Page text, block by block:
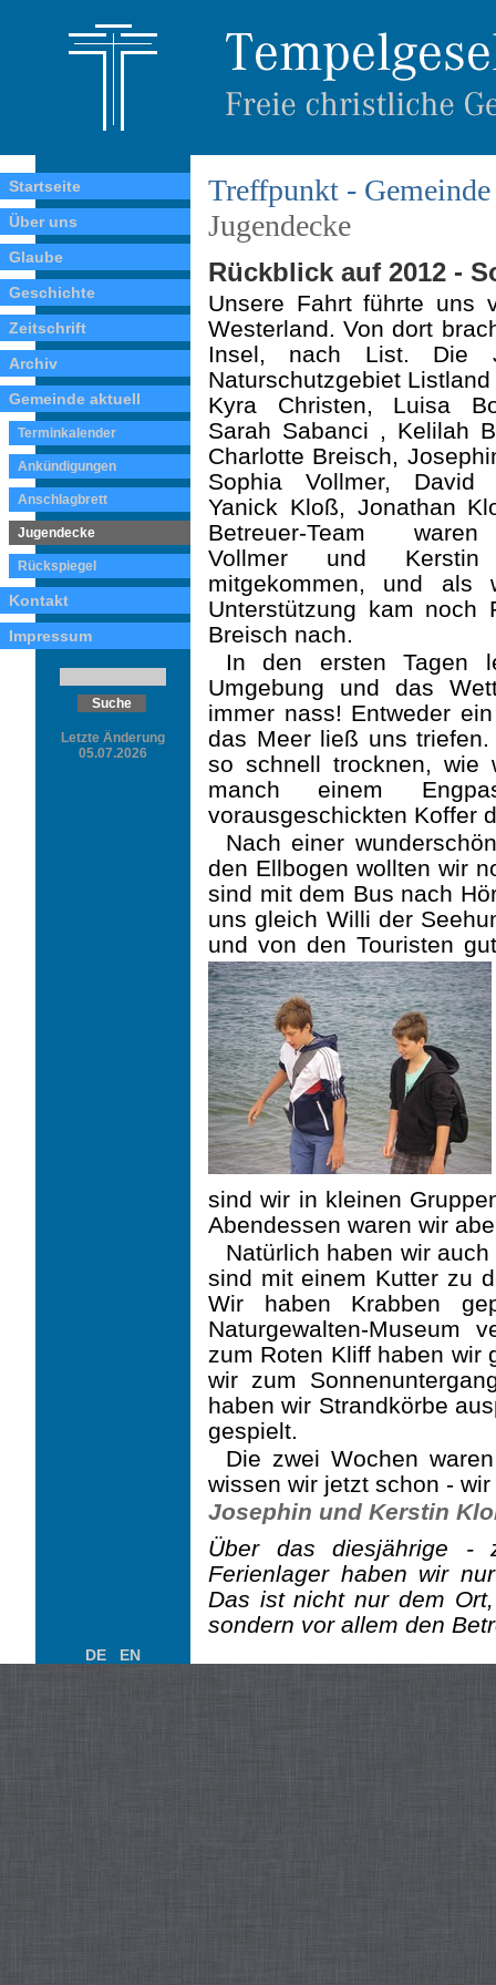
Startseite
Über uns
Glaube
Geschichte
Zeitschrift
Archiv
Gemeinde aktuell
Terminkalender
Ankündigungen
Anschlagbrett
Jugendecke
Rückspiegel
Kontakt
Impressum
Letzte Änderung
05.07.2026
Treffpunkt -
Jugendecke
Rückblick auf 2012 -
Unsere Fahrt führte uns
Westerland. Von dort
Insel, nach List. Die
Naturschutzgebiet
Kyra Christen, Luisa
Sarah Sabanci , Kelilah
Charlotte Breisch,
Sophia Vollmer, David
Yanick Kloß, Jonathan
Betreuer-Team
Vollmer und
mitgekommen, und als
Unterstützung kam noch
Breisch nach.
In den ersten Tagen
Umgebung und das
immer nass! Entweder
das Meer ließ uns
so schnell trocknen,
manch einem
vorausgeschickten Koffer
Nach einer
den Ellbogen wollten wir
sind mit dem Bus nach
uns gleich Willi der
und von den Touristen
sind wir in kleinen
Abendessen waren wir
Natürlich haben wir
sind mit einem Kutter zu
Wir haben Krabben
Naturgewalten-Museum
zum Roten Kliff haben wir
wir zum
haben wir Strandkörbe
gespielt.
Die zwei Wochen
wissen wir jetzt schon -
Josephin und Kerstin
Über das diesjährige -
Ferienlager haben wir
Das ist nicht nur dem
sondern vor allem den
DE EN